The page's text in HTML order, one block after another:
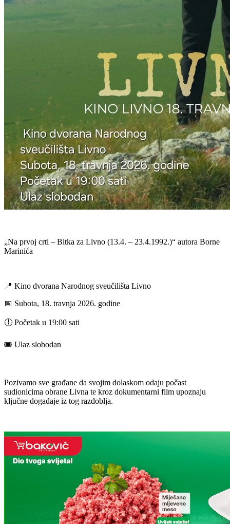
„Na prvoj crti – Bitka za Livno (13.4. – 23.4.1992.)“ autora Borne
Marinića
📍 Kino dvorana Narodnog sveučilišta Livno
📅 Subota, 18. travnja 2026. godine
🕕 Početak u 19:00 sati
🎟️ Ulaz slobodan
Pozivamo sve građane da svojim dolaskom odaju počast
sudionicima obrane Livna te kroz dokumentarni film upoznaju
ključne događaje iz tog razdoblja.